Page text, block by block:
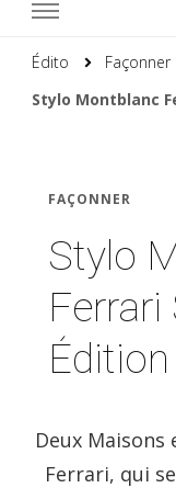
Édito
Façonner
Stylo Montblanc
FAÇONNER
Stylo
Deux
Ferrari, qui